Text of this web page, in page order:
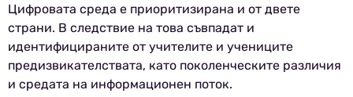
Цифровата среда е приоритизирана и от двете
страни. В следствие на това съвпадат и
идентифицираните от учителите и учениците
предизвикателствата, като поколенческите различия
и средата на информационен поток.